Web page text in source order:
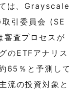
は、Grayscale
引委員会 (SE
査プロセスが
のETFアナリス
65％と予測して
流の投資対象と